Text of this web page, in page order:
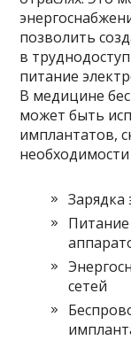
позволить
в
питание
В медицине
может быть
имплантатов,
Зарядка
сетей